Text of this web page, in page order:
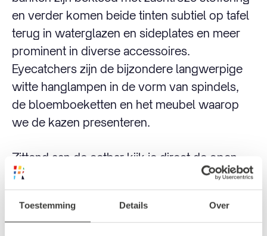
Toestemming Details Over
en verder komen beide tinten subtiel op tafel
terug in waterglazen en sideplates en meer
prominent in diverse accessoires.
Eyecatchers zijn de bijzondere langwerpige
witte hanglampen in de vorm van spindels,
de bloemboeketten en het meubel waarop
we de kazen presenteren.
Zittend aan de eetbar kijk je direct de open
keuken in, waardoor de bar ook een chef’s
table is. Voor private dining is het achterste
deel van het restaurant geschikt, hier is plaats